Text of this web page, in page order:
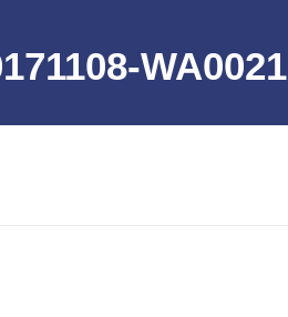
WA0021